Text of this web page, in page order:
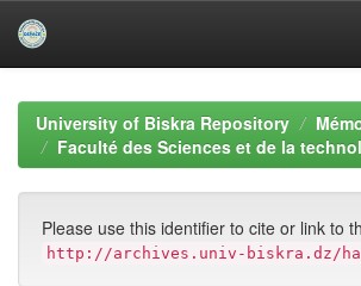
navigationUniversity of Biskra Repository
Faculté des Sciences et de la
Please use this identifier to cite or link to
http://archives.univ-biskra.dz/